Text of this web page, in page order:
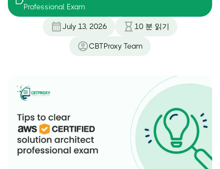
Professional Exam
July 13, 2026 10 분 읽기
CBTProxy Team